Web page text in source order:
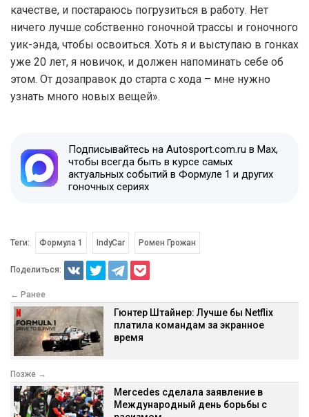
качестве, и постараюсь погрузиться в работу. Нет
ничего лучше собственно гоночной трассы и гоночного
уик-энда, чтобы освоиться. Хоть я и выступаю в гонках
уже 20 лет, я новичок, и должен напоминать себе об
этом. От дозаправок до старта с хода – мне нужно
узнать много новых вещей».
Подписывайтесь на Autosport.com.ru в Max,
чтобы всегда быть в курсе самых
актуальных событий в Формуле 1 и других
гоночных сериях
Теги: Формула 1 IndyCar Ромен Грожан
Поделиться:
← Ранее
Гюнтер Штайнер: Лучше бы Netflix
платила командам за экранное
время
Позже →
Mercedes сделала заявление в
Международный день борьбы с